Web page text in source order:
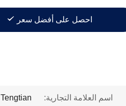
احصل على أفضل سعر
اسم العلامة التجارية: Tengtian